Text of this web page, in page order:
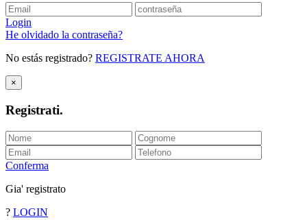
Login
He olvidado la contraseña?
No estás registrado? REGISTRATE AHORA
×
Registrati.
Conferma
Gia' registrato
? LOGIN